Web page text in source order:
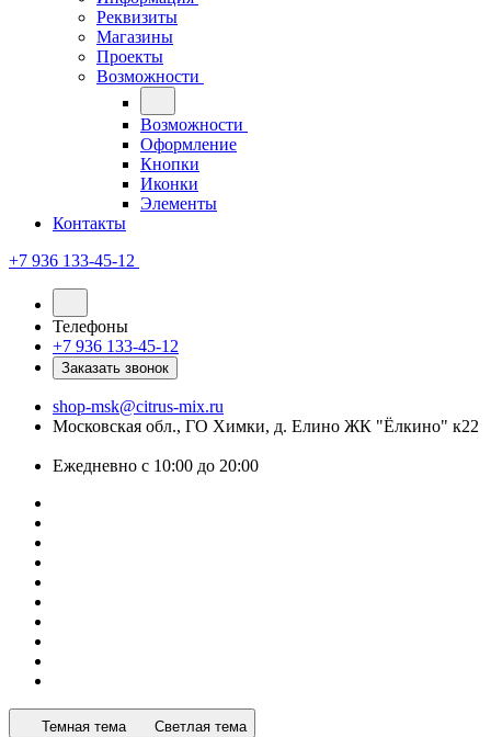
Реквизиты
Магазины
Проекты
Возможности
Возможности
Оформление
Кнопки
Иконки
Элементы
Контакты
+7 936 133-45-12
Телефоны
+7 936 133-45-12
Заказать звонок
shop-msk@citrus-mix.ru
Московская обл., ГО Химки, д. Елино ЖК "Ёлкино" к22
Ежедневно с 10:00 до 20:00
Темная тема Светлая тема